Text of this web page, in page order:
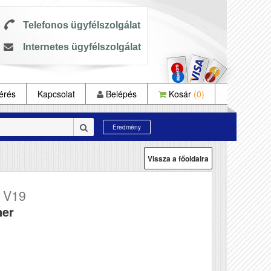
Telefonos ügyfélszolgálat
Internetes ügyfélszolgálat
Kapcsolat Belépés Kosár (0)
Eredmény
Vissza a főoldalra